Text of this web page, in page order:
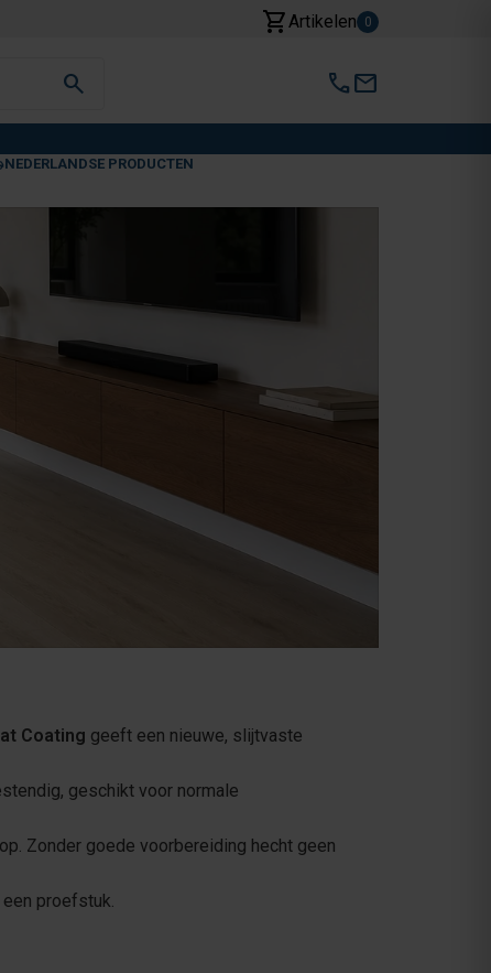
shopping_cartArtikelen 0
search callmail
NEDERLANDSE PRODUCTEN
Coating geeft een nieuwe, slijtvaste
geschikt voor normale
Zonder goede voorbereiding hecht geen
proefstuk.